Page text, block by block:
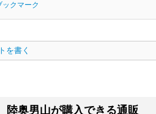
ックマーク
を書く
陸奥男山が購入できる通販